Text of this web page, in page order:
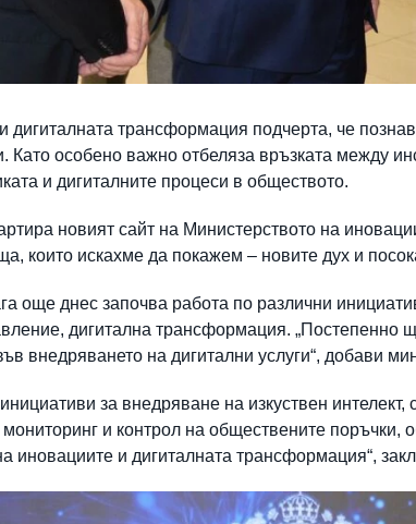
дигиталната трансформация подчерта, че
Като особено важно отбеляза връзката между
и дигиталните процеси в обществото.
новият сайт на Министерството на
които искахме да покажем – новите дух и
още днес започва работа по различни
дигитална трансформация.
внедряването на дигитални услуги“, добави
за внедряване на изкуствен
и контрол на обществените поръчки,
иновациите и дигиталната трансформация“,